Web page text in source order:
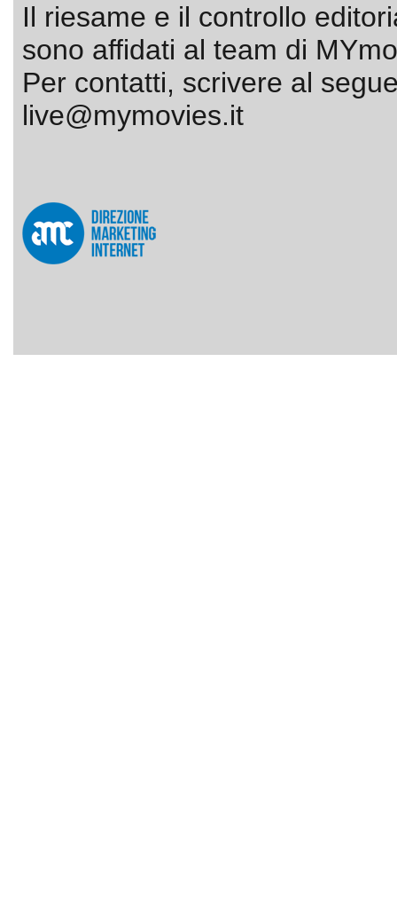
Il riesame e il controllo
sono affidati al team di
Per contatti, scrivere al
live@mymovies.it